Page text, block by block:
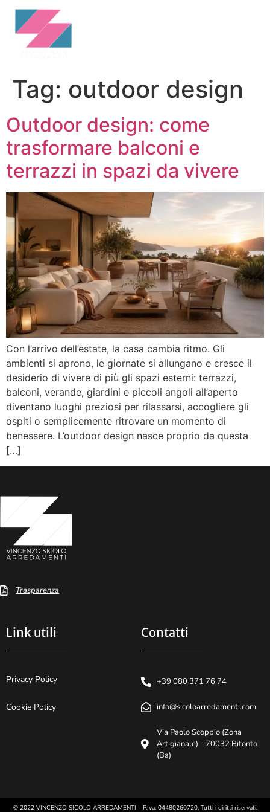
Tag: outdoor design
Outdoor design: come
trasformare balconi e
terrazzi in spazi da vivere
Con l’arrivo dell’estate, la casa cambia ritmo. Gli
ambienti si aprono, le giornate si allungano e cresce il
desiderio di vivere di più gli spazi esterni: terrazzi,
balconi, verande, giardini e piccoli angoli all’aperto
diventano luoghi preziosi per rilassarsi, accogliere gli
ospiti o semplicemente ritrovare un momento di
benessere. L’outdoor design nasce proprio da questa
[…]
Trasparenza
Link utili
Privacy Policy
Cookie Policy
Contatti
+39 080 371 76 74
info@sicoloarredamenti.com
Via Paolo Scoppio (Zona
Artigianale) - 70032 Bitonto
(Ba)
© 2022 VINCENZO SICOLO ARREDAMENTI – P.Iva: 04480260720. Tutti i diritti riservati.